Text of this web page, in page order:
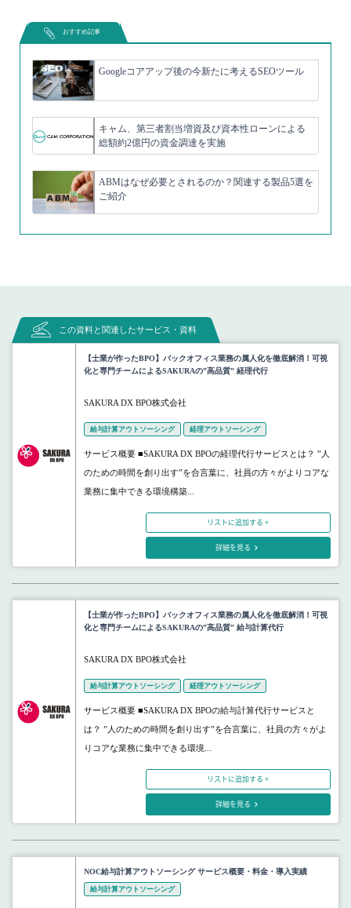
おすすめ記事
Googleコアアップ後の今新たに考えるSEOツール
キャム、第三者割当増資及び資本性ローンによる
総額約2億円の資金調達を実施
ABMはなぜ必要とされるのか？関連する製品5選を
ご紹介
この資料と関連したサービス・資料
【士業が作ったBPO】バックオフィス業務の属人化を徹底解消！可視
化と専門チームによるSAKURAの”高品質” 経理代行
SAKURA DX BPO株式会社
給与計算アウトソーシング 経理アウトソーシング
サービス概要 ■SAKURA DX BPOの経理代行サービスとは？ ”人
のための時間を創り出す”を合言葉に、社員の方々がよりコアな
業務に集中できる環境構築...
リストに追加する +
詳細を見る
【士業が作ったBPO】バックオフィス業務の属人化を徹底解消！可視
化と専門チームによるSAKURAの”高品質” 給与計算代行
SAKURA DX BPO株式会社
給与計算アウトソーシング 経理アウトソーシング
サービス概要 ■SAKURA DX BPOの給与計算代行サービスと
は？ ”人のための時間を創り出す”を合言葉に、社員の方々がよ
りコアな業務に集中できる環境...
リストに追加する +
詳細を見る
NOC給与計算アウトソーシング サービス概要・料金・導入実績
給与計算アウトソーシング